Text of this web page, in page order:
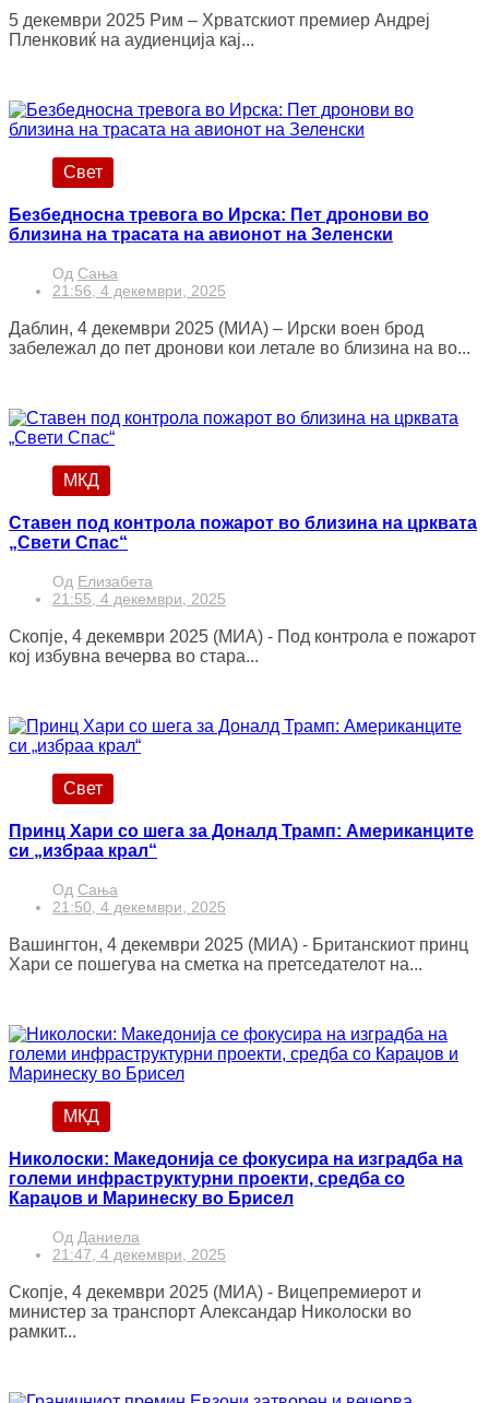
5 декември 2025 Рим – Хрватскиот премиер Андреј
Пленковиќ на аудиенција кај...
Свет
Безбедносна тревога во Ирска: Пет дронови во
близина на трасата на авионoт на Зеленски
Од Сања
21:56, 4 декември, 2025
Даблин, 4 декември 2025 (МИА) – Ирски воен брод
забележал до пет дронови кои летале во близина на во...
МКД
Ставен под контрола пожарот во близина на црквата
„Свети Спас“
Од Елизабета
21:55, 4 декември, 2025
Скопје, 4 декември 2025 (МИА) - Под контрола е пожарот
кој избувна вечерва во стара...
Свет
Принц Хари со шега за Доналд Трамп: Американците
си „избраа крал“
Од Сања
21:50, 4 декември, 2025
Вашингтон, 4 декември 2025 (МИА) - Британскиот принц
Хари се пошегува на сметка на претседателот на...
МКД
Николоски: Македонија се фокусира на изградба на
големи инфраструктурни проекти, средба со
Караџов и Маринеску во Брисел
Од Даниела
21:47, 4 декември, 2025
Скопје, 4 декември 2025 (МИА) - Вицепремиерот и
министер за транспорт Александар Николоски во
рамкит...